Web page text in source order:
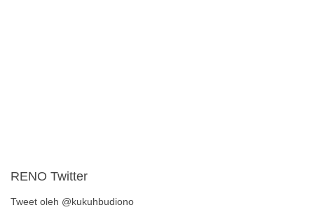
RENO Twitter
Tweet oleh @kukuhbudiono